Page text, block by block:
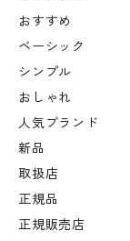
おすすめ
ベーシック
シンプル
おしゃれ
人気ブランド
新品
取扱店
正規品
正規販売店